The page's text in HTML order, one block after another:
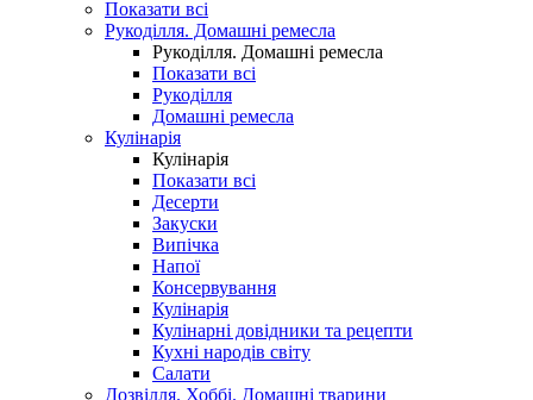
Показати всі
Рукоділля. Домашні ремесла
Рукоділля. Домашні ремесла
Показати всі
Рукоділля
Домашні ремесла
Кулінарія
Кулінарія
Показати всі
Десерти
Закуски
Випічка
Напої
Консервування
Кулінарія
Кулінарні довідники та рецепти
Кухні народів світу
Салати
Дозвілля. Хоббі. Домашні тварини